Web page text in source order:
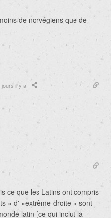
de norvégiens que de
jours il y a
ce que les Latins ont compris
« d' »extrême-droite » sont
latin (ce qui inclut la